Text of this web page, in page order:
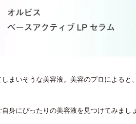
まいそうな美容液。美容のプロによると
身にぴったりの美容液を見つけてみまし